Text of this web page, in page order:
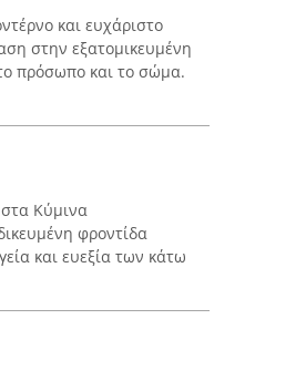
και ευχάριστο
στην εξατομικευμένη
πρόσωπο και το σώμα.
Κύμινα
φροντίδα
και ευεξία των κάτω